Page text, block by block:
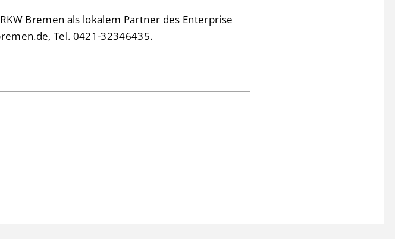
Bremen als lokalem Partner des Enterprise
Tel. 0421-32346435.